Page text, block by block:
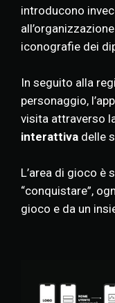
introducono
iconografie dei
In seguito alla
personaggio,
visita attraverso
interattiva delle
L’area di gioco è
“conquistare”,
gioco e da un